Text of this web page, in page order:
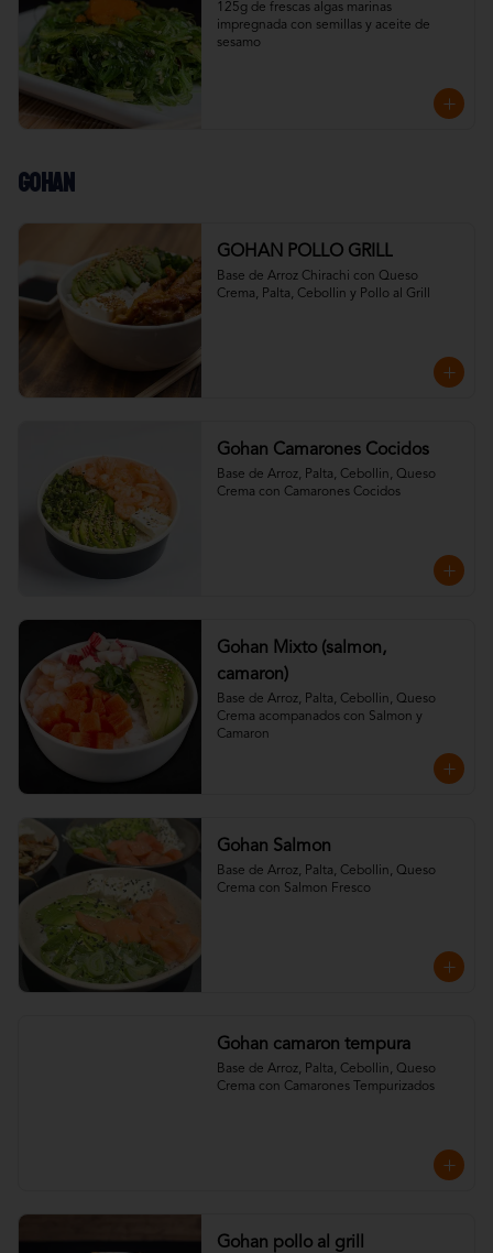
125g de frescas algas marinas
impregnada con semillas y aceite de
sesamo
Gohan
GOHAN POLLO GRILL
Base de Arroz Chirachi con Queso
Crema, Palta, Cebollin y Pollo al Grill
Gohan Camarones Cocidos
Base de Arroz, Palta, Cebollin, Queso
Crema con Camarones Cocidos
Gohan Mixto (salmon,
camaron)
Base de Arroz, Palta, Cebollin, Queso
Crema acompanados con Salmon y
Camaron
Gohan Salmon
Base de Arroz, Palta, Cebollin, Queso
Crema con Salmon Fresco
Gohan camaron tempura
Base de Arroz, Palta, Cebollin, Queso
Crema con Camarones Tempurizados
Gohan pollo al grill